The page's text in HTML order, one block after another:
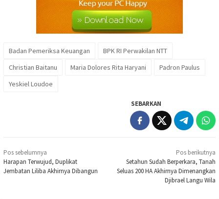
Badan Pemeriksa Keuangan
BPK RI Perwakilan NTT
Christian Baitanu
Maria Dolores Rita Haryani
Padron Paulus
Yeskiel Loudoe
SEBARKAN
Navigasi
pos
Pos sebelumnya
Harapan Terwujud, Duplikat
Jembatan Liliba Akhirnya Dibangun
Pos berikutnya
Setahun Sudah Berperkara, Tanah
Seluas 200 HA Akhirnya Dimenangkan
Djibrael Langu Wila